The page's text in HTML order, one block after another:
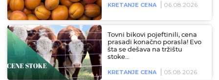
KRETANJE CENA 06.08.2026
Tovni bikovi pojeftinili, cena
prasadi konačno porasla! Evo
šta se dešava na tržištu
stoke…
KRETANJE CENA 05.08.2026